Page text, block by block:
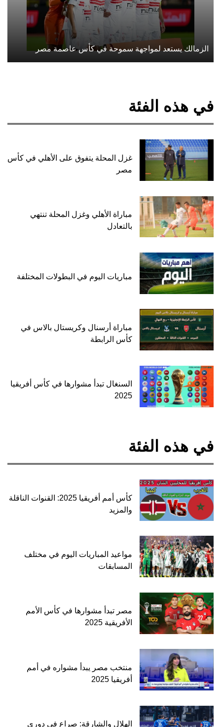
الزمالك يستعد لمواجهة سموحة في كأس عاصمة مصر
في هذه الفئة
غزل المحلة يتفوق على الأهلي في كأس
مصر
مباراة الأهلي وغزل المحلة تنتهي
بالتعادل
مباريات اليوم في البطولات المختلفة
مباراة أرسنال وكريستال بالاس في
كأس الرابطة
السنغال تبدأ مشوارها في كأس أفريقيا
2025
في هذه الفئة
كأس أمم أفريقيا 2025: القنوات الناقلة
والمزيد
مواعيد المباريات اليوم في مختلف
المسابقات
مصر تبدأ مشوارها في كأس الأمم
الأفريقية 2025
منتخب مصر يبدأ مشواره في أمم
أفريقيا 2025
الهلال والشارقة: صراع في دوري